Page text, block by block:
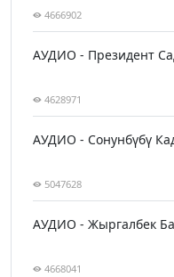
4666902
АУДИО - Президент
4628971
АУДИО - Сонунбүбү
5047628
АУДИО - Жыргалбек
4668041